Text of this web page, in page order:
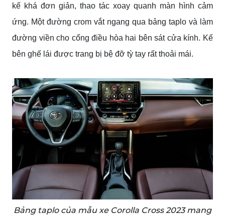
kế khá đơn giản, thao tác xoay quanh màn hình cảm
ứng. Một đường crom vắt ngang qua bảng taplo và làm
đường viền cho cổng điều hòa hai bên sát cửa kính. Kế
bên ghế lái được trang bị bệ đỡ tỳ tay rất thoải mái.
Bảng taplo của mẫu xe Corolla Cross 2023 mang